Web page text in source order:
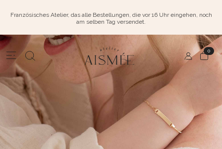
Französisches Atelier, das alle Bestellungen, die vor 16 Uhr eingehen, noch
am selben Tag versendet.
0